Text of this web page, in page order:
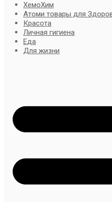
ХемоХим
Атоми товары для
Красота
Личная гигиена
Еда
Для жизни